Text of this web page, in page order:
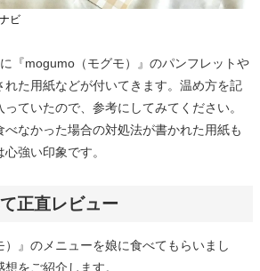
ビ
『mogumo（モグモ）』のパンフレットや
れた用紙などが付いてきます。温め方を記
ていたので、参考にしてみてください。
べなかった場合の対処法が書かれた用紙も
強い印象です。
正直レビュー
』のメニューを娘に食べてもらいまし
をご紹介します。